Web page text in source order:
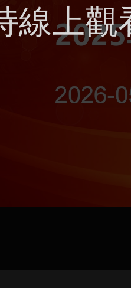
線上觀
上傳 請上